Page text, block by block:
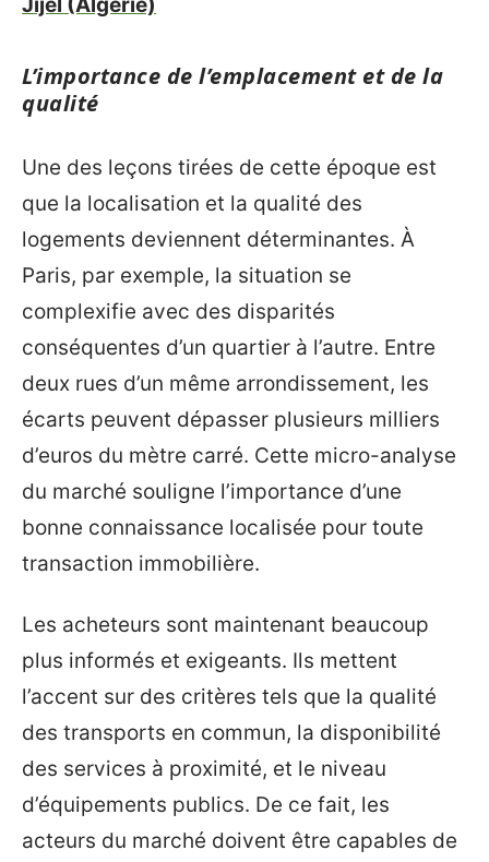
L’importance de l’emplacement et de la
qualité
Une des leçons tirées de cette époque est
que la localisation et la qualité des
logements deviennent déterminantes. À
Paris, par exemple, la situation se
complexifie avec des disparités
conséquentes d’un quartier à l’autre. Entre
deux rues d’un même arrondissement, les
écarts peuvent dépasser plusieurs milliers
d’euros du mètre carré. Cette micro-analyse
du marché souligne l’importance d’une
bonne connaissance localisée pour toute
transaction immobilière.
Les acheteurs sont maintenant beaucoup
plus informés et exigeants. Ils mettent
l’accent sur des critères tels que la qualité
des transports en commun, la disponibilité
des services à proximité, et le niveau
d’équipements publics. De ce fait, les
acteurs du marché doivent être capables de